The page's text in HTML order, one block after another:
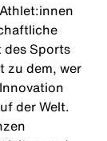
des Sports
zu dem, wer
der Welt.